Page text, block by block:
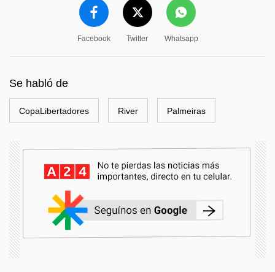
Facebook Twitter Whatsapp
Se habló de
CopaLibertadores River Palmeiras